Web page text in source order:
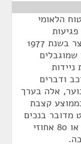
הלאומי
ברגליים, לפי רשימה שגובשה בהסכם עם האוצר בשנת 1977
שמוגבלים
ודברים
אלה בערך
בממוצע קצבת
מדובר בנכים
מוגבלים בצורה קשה, כלומר, מוגדרים כ-100 או 80 אחוזי